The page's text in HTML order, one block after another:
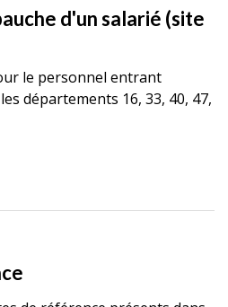
d'un salarié (site
le personnel entrant
départements 16, 33, 40, 47,